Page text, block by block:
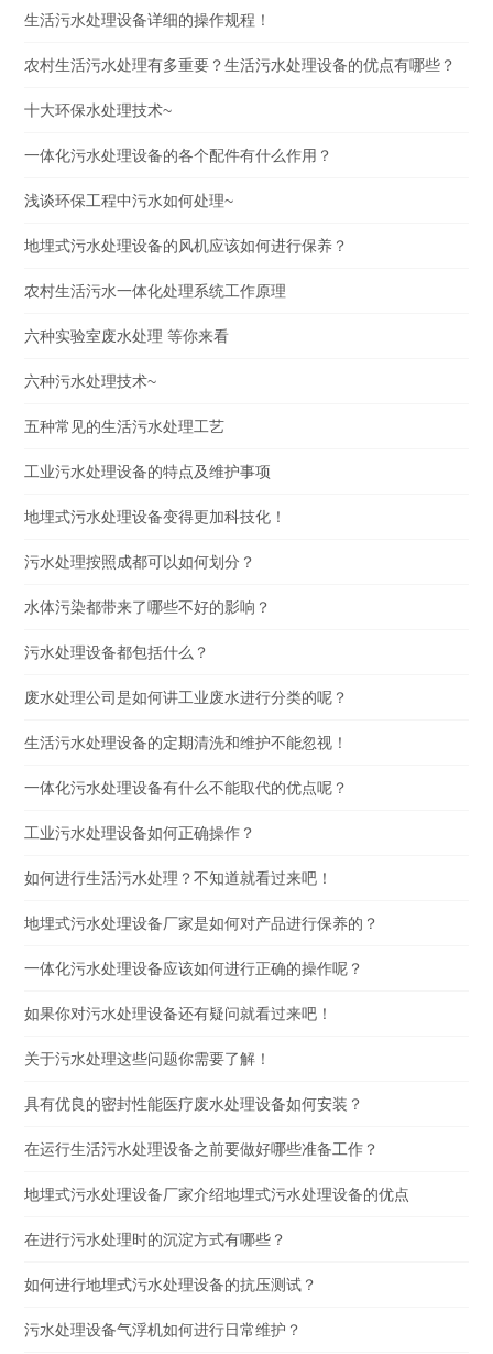
生活污水处理设备详细的操作规程！
农村生活污水处理有多重要？生活污水处理设备的优点有哪些？
十大环保水处理技术~
一体化污水处理设备的各个配件有什么作用？
浅谈环保工程中污水如何处理~
地埋式污水处理设备的风机应该如何进行保养？
农村生活污水一体化处理系统工作原理
六种实验室废水处理 等你来看
六种污水处理技术~
五种常见的生活污水处理工艺
工业污水处理设备的特点及维护事项
地埋式污水处理设备变得更加科技化！
污水处理按照成都可以如何划分？
水体污染都带来了哪些不好的影响？
污水处理设备都包括什么？
废水处理公司是如何讲工业废水进行分类的呢？
生活污水处理设备的定期清洗和维护不能忽视！
一体化污水处理设备有什么不能取代的优点呢？
工业污水处理设备如何正确操作？
如何进行生活污水处理？不知道就看过来吧！
地埋式污水处理设备厂家是如何对产品进行保养的？
一体化污水处理设备应该如何进行正确的操作呢？
如果你对污水处理设备还有疑问就看过来吧！
关于污水处理这些问题你需要了解！
具有优良的密封性能医疗废水处理设备如何安装？
在运行生活污水处理设备之前要做好哪些准备工作？
地埋式污水处理设备厂家介绍地埋式污水处理设备的优点
在进行污水处理时的沉淀方式有哪些？
如何进行地埋式污水处理设备的抗压测试？
污水处理设备气浮机如何进行日常维护？